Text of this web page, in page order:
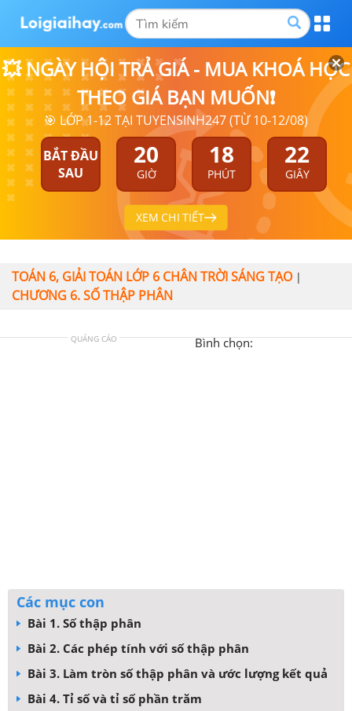
💥 NGÀY HỘI TRẢ GIÁ - MUA KHOÁ HỌC
THEO GIÁ BẠN MUỐN❗
🎯 LỚP 1-12 TẠI TUYENSINH247 (TỪ 10-12/08)
BẮT ĐẦU
SAU
20
GIỜ
18
PHÚT
21
GIÂY
XEM CHI TIẾT
TOÁN 6, GIẢI TOÁN LỚP 6 CHÂN TRỜI SÁNG TẠO|
CHƯƠNG 6. SỐ THẬP PHÂN
Bình chọn:
QUẢNG CÁO
Các mục con
Bài 1. Số thập phân
Bài 2. Các phép tính với số thập phân
Bài 3. Làm tròn số thập phân và ước lượng kết quả
Bài 4. Tỉ số và tỉ số phần trăm